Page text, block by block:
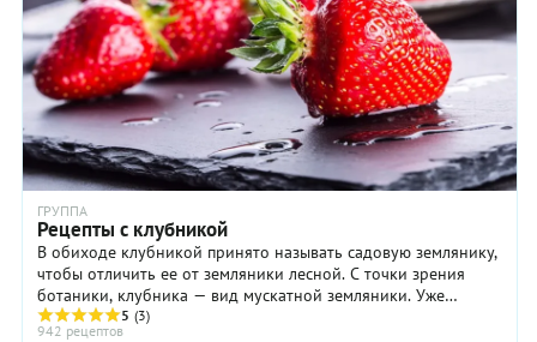
ГРУППА
Рецепты с клубникой
В обиходе клубникой принято называть садовую землянику,
чтобы отличить ее от земляники лесной. С точки зрения
ботаники, клубника — вид мускатной земляники. Уже
запутались? Не будем вдаваться в научные ...
5 (3)
942 рецептов